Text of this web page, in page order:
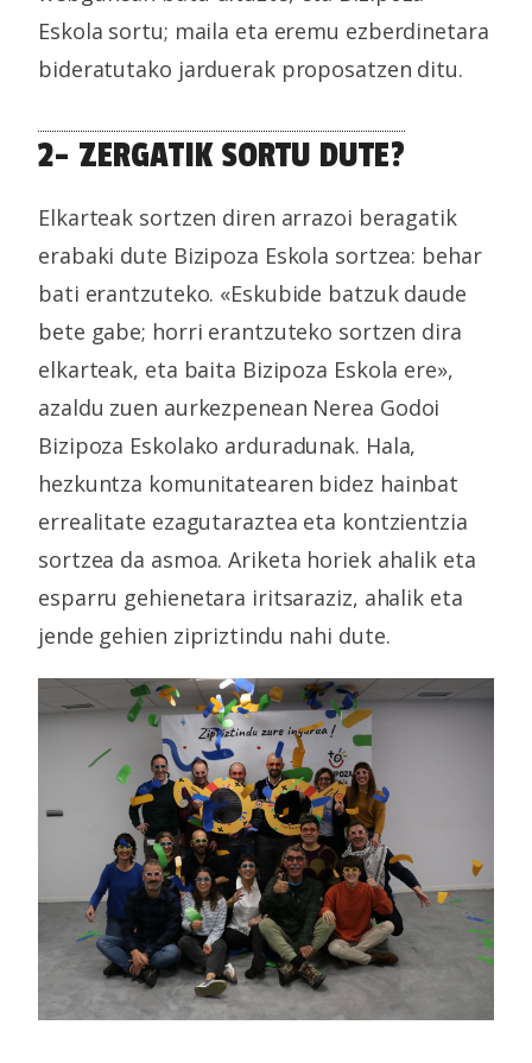
Eskola sortu; maila eta eremu ezberdinetara
bideratutako jarduerak proposatzen ditu.
2- ZERGATIK SORTU DUTE?
Elkarteak sortzen diren arrazoi beragatik
erabaki dute Bizipoza Eskola sortzea: behar
bati erantzuteko. «Eskubide batzuk daude
bete gabe; horri erantzuteko sortzen dira
elkarteak, eta baita Bizipoza Eskola ere»,
azaldu zuen aurkezpenean Nerea Godoi
Bizipoza Eskolako arduradunak. Hala,
hezkuntza komunitatearen bidez hainbat
errealitate ezagutaraztea eta kontzientzia
sortzea da asmoa. Ariketa horiek ahalik eta
esparru gehienetara iritsaraziz, ahalik eta
jende gehien zipriztindu nahi dute.